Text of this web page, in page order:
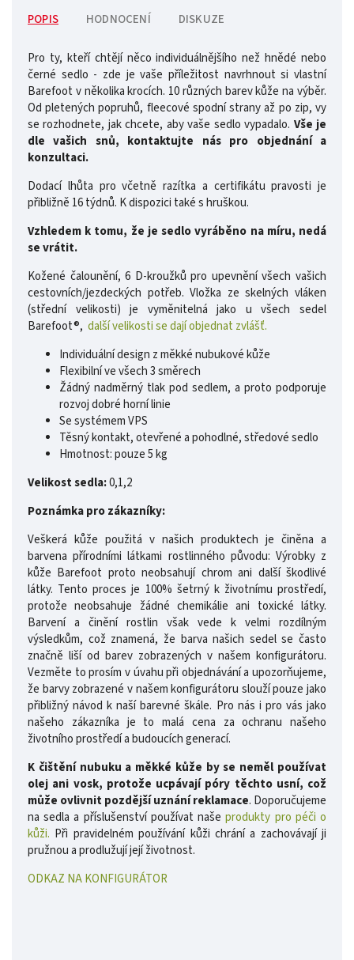
POPIS HODNOCENÍ DISKUZE
Pro ty, kteří chtějí něco individuálnějšího než hnědé nebo
černé sedlo - zde je vaše příležitost navrhnout si vlastní
Barefoot v několika krocích. 10 různých barev kůže na výběr.
Od pletených popruhů, fleecové spodní strany až po zip, vy
se rozhodnete, jak chcete, aby vaše sedlo vypadalo. Vše je
dle vašich snů, kontaktujte nás pro objednání a
konzultaci.
Dodací lhůta pro včetně razítka a certifikátu pravosti je
přibližně 16 týdnů. K dispozici také s hruškou.
Vzhledem k tomu, že je sedlo vyráběno na míru, nedá
se vrátit.
Kožené čalounění, 6 D-kroužků pro upevnění všech vašich
cestovních/jezdeckých potřeb. Vložka ze skelných vláken
(střední velikosti) je vyměnitelná jako u všech sedel
Barefoot®, další velikosti se dají objednat zvlášť.
Individuální design z měkké nubukové kůže
Flexibilní ve všech 3 směrech
Žádný nadměrný tlak pod sedlem, a proto podporuje
rozvoj dobré horní linie
Se systémem VPS
Těsný kontakt, otevřené a pohodlné, středové sedlo
Hmotnost: pouze 5 kg
Velikost sedla:0,1,2
Poznámka pro zákazníky:
Veškerá kůže použitá v našich produktech je činěna a
barvena přírodními látkami rostlinného původu: Výrobky z
kůže Barefoot proto neobsahují chrom ani další škodlivé
látky. Tento proces je 100% šetrný k životnímu prostředí,
protože neobsahuje žádné chemikálie ani toxické látky.
Barvení a činění rostlin však vede k velmi rozdílným
výsledkům, což znamená, že barva našich sedel se často
značně liší od barev zobrazených v našem konfigurátoru.
Vezměte to prosím v úvahu při objednávání a upozorňujeme,
že barvy zobrazené v našem konfigurátoru slouží pouze jako
přibližný návod k naší barevné škále. Pro nás i pro vás jako
našeho zákazníka je to malá cena za ochranu našeho
životního prostředí a budoucích generací.
K čištění nubuku a měkké kůže by se neměl používat
olej ani vosk, protože ucpávají póry těchto usní, což
může ovlivnit pozdější uznání reklamace. Doporučujeme
na sedla a příslušenství používat naše produkty pro péči o
kůži. Při pravidelném používání kůži chrání a zachovávají ji
pružnou a prodlužují její životnost.
ODKAZ NA KONFIGURÁTOR